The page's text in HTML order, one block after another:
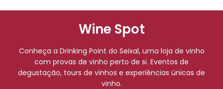
Wine Spot
Conheça a Drinking Point do Seixal, uma loja de vinho
com provas de vinho perto de si. Eventos de
degustação, tours de vinhos e experiências únicas de
vinho.